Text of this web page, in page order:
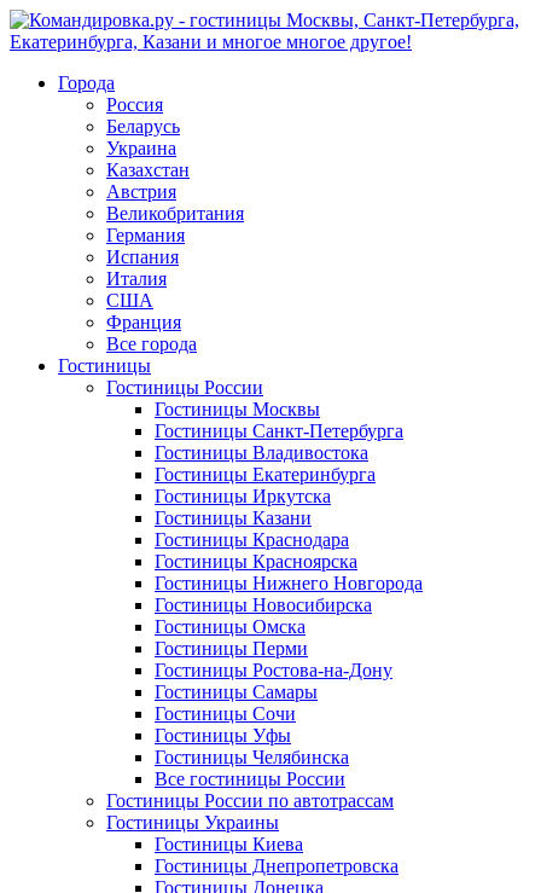
Города
Россия
Беларусь
Украина
Казахстан
Австрия
Великобритания
Германия
Испания
Италия
США
Франция
Все города
Гостиницы
Гостиницы России
Гостиницы Mосквы
Гостиницы Санкт-Петербурга
Гостиницы Владивостока
Гостиницы Екатеринбурга
Гостиницы Иркутска
Гостиницы Казани
Гостиницы Краснодара
Гостиницы Красноярска
Гостиницы Нижнего Новгорода
Гостиницы Новосибирска
Гостиницы Омска
Гостиницы Перми
Гостиницы Ростова-на-Дону
Гостиницы Самары
Гостиницы Сочи
Гостиницы Уфы
Гостиницы Челябинска
Все гостиницы России
Гостиницы России по автотрассам
Гостиницы Украины
Гостиницы Киева
Гостиницы Днепропетровска
Гостиницы Донецка